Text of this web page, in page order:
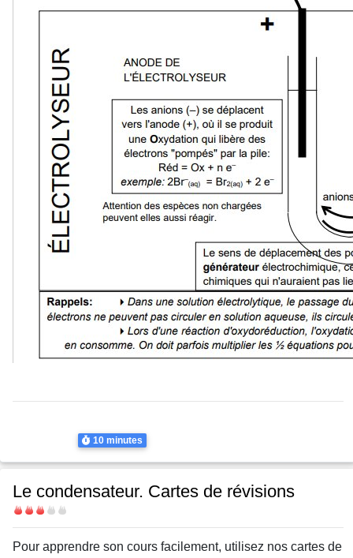
Durée
10 minutes
Le condensateur. Cartes de révisions
Difficulté
Body
Pour apprendre son cours facilement, utilisez nos cartes de